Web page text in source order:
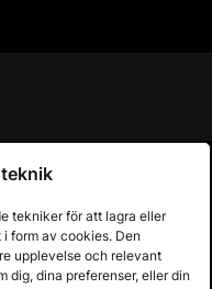
tekniker för att lagra eller
form av cookies. Den
upplevelse och relevant
dig, dina preferenser, eller din